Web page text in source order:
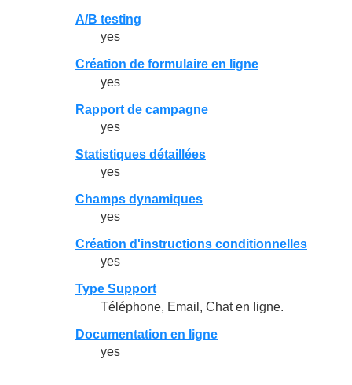
A/B testing
yes
Création de formulaire en ligne
yes
Rapport de campagne
yes
Statistiques détaillées
yes
Champs dynamiques
yes
Création d'instructions conditionnelles
yes
Type Support
Téléphone, Email, Chat en ligne.
Documentation en ligne
yes